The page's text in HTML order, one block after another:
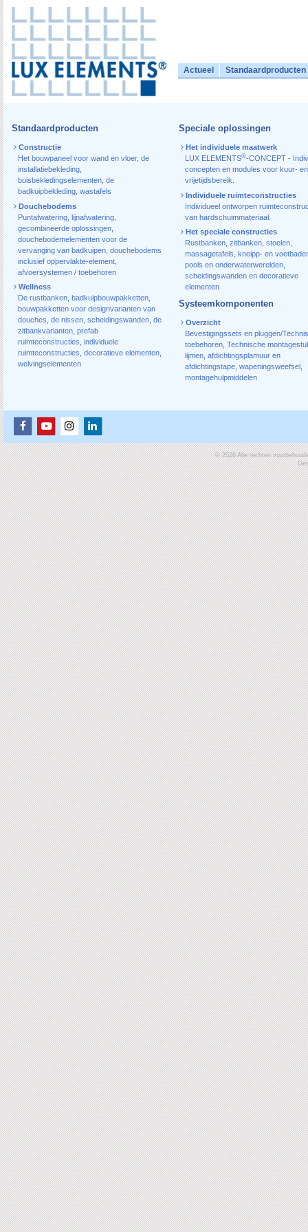
Actueel Standaardproducten
Standaardproducten
Constructie
Het bouwpaneel voor wand en vloer, de
installatiebekleding
buisbekledingselementen de
badkuipbekleding wastafels
Douchebodems
Puntafwatering lijnafwatering
gecombineerde oplossingen
douchebodemelementen voor de
vervanging van badkuipen douchebodems
inclusief oppervlakte-element
afvoersystemen / toebehoren
Wellness
De rustbanken badkuipbouwpakketten
bouwpakketten voor designvarianten van
douches de nissen scheidingswanden de
zitbankvarianten prefab
ruimteconstructies individuele
ruimteconstructies decoratieve elementen
welvingselementen
Speciale oplossingen
Het individuele maatwerk
LUX ELEMENTS®-CONCEPT -
concepten en modules voor kuur- en
vrijetijdsbereik.
Individuele ruimteconstructies
Individueel ontworpen
van hardschuimmateriaal.
Het speciale constructies
Rustbanken, zitbanken, stoelen,
massagetafels, kneipp- en
pools en onderwaterwerelden,
scheidingswanden en decoratieve
elementen
Systeemkomponenten
Overzicht
Bevestigingssets en pluggen/
toebehoren, Technische
lijmen, afdichtingsplamuur en
afdichtingstape, wapeningsweefsel
montagehulpmiddelen
© 2026 Alle rechten